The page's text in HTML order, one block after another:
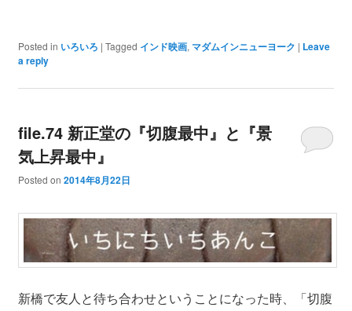
Posted in いろいろ | Tagged インド映画, マダムインニューヨーク | Leave
a reply
file.74 新正堂の『切腹最中』と『景
気上昇最中』
Posted on 2014年8月22日
新橋で友人と待ち合わせということになった時、「切腹